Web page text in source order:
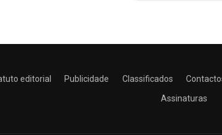
editorial Publicidade Classificados
Assinaturas